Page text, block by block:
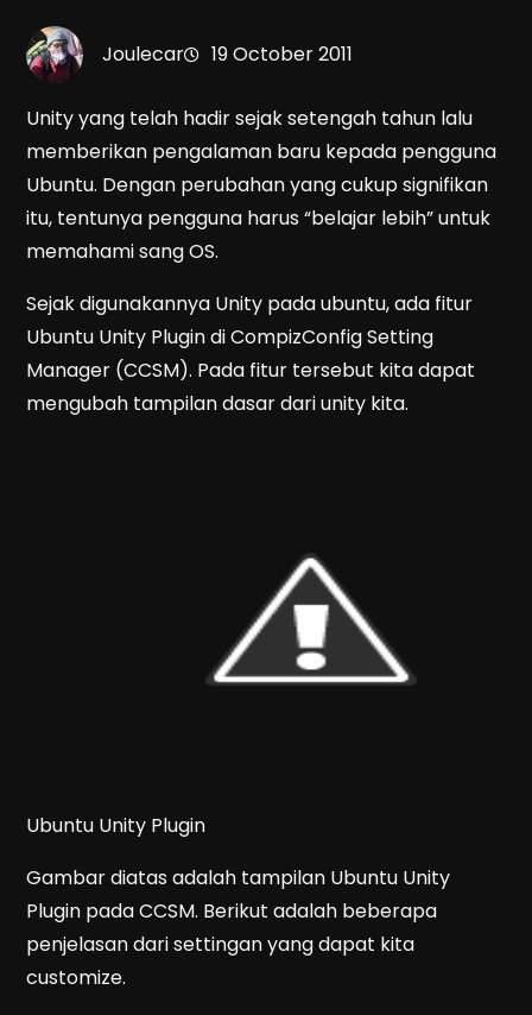
Joulecar 19 October 2011
Unity yang telah hadir sejak setengah tahun lalu
memberikan pengalaman baru kepada pengguna
Ubuntu. Dengan perubahan yang cukup signifikan
itu, tentunya pengguna harus “belajar lebih” untuk
memahami sang OS.
Sejak digunakannya Unity pada ubuntu, ada fitur
Ubuntu Unity Plugin di CompizConfig Setting
Manager (CCSM). Pada fitur tersebut kita dapat
mengubah tampilan dasar dari unity kita.
Ubuntu Unity Plugin
Gambar diatas adalah tampilan Ubuntu Unity
Plugin pada CCSM. Berikut adalah beberapa
penjelasan dari settingan yang dapat kita
customize.